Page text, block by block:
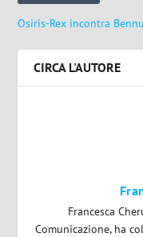
Osiris-Rex incontra Bennu
CIRCA L'AUTORE
Francesca
Comunicazione, ha